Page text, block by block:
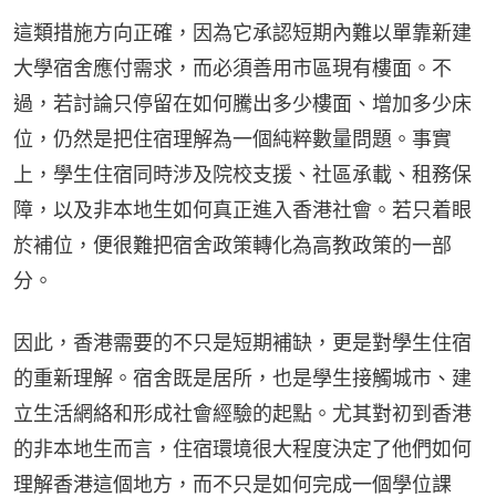
這類措施方向正確，因為它承認短期內難以單靠新建
大學宿舍應付需求，而必須善用市區現有樓面。不
過，若討論只停留在如何騰出多少樓面、增加多少床
位，仍然是把住宿理解為一個純粹數量問題。事實
上，學生住宿同時涉及院校支援、社區承載、租務保
障，以及非本地生如何真正進入香港社會。若只着眼
於補位，便很難把宿舍政策轉化為高教政策的一部
分。
因此，香港需要的不只是短期補缺，更是對學生住宿
的重新理解。宿舍既是居所，也是學生接觸城市、建
立生活網絡和形成社會經驗的起點。尤其對初到香港
的非本地生而言，住宿環境很大程度決定了他們如何
理解香港這個地方，而不只是如何完成一個學位課